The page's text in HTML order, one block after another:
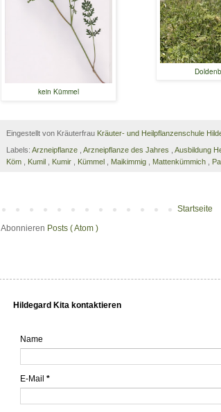
kein Kümmel
Eingestellt von Kräuterfrau Kräuter- und Heilpflanzenschule
Labels: Arzneipflanze Arzneipflanze des Jahres Ausbildung
Köm
Kumil Kumir Kümmel Maikimmig Mattenkümmich
Startseite
Abonnieren Posts ( Atom )
Hildegard Kita kontaktieren
Name
E-Mail *